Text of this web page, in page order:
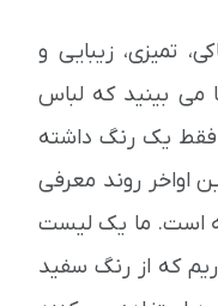
تمیزی، زیبایی و
می بینید که لباس
فقط یک رنگ داشته
اواخر روند معرفی
است. ما یک لیست
که از رنگ سفید